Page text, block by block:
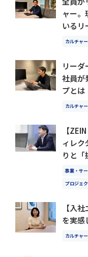
ャー。
いるリ
カルチャー
リー
社員が
プとは
カルチャー
【
ィレク
りと
事業・サ
プロジェ
【入
を実感
カルチャー